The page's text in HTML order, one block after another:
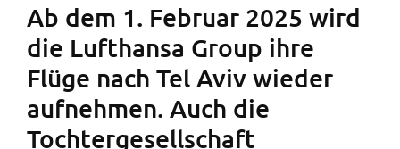
Ab dem 1. Februar 2025 wird
die Lufthansa Group ihre
Flüge nach Tel Aviv wieder
aufnehmen. Auch die
Tochtergesellschaft